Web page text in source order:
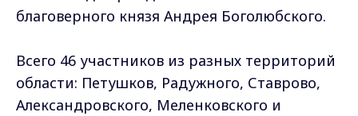
благоверного князя Андрея Боголюбского.
Всего 46 участников из разных территорий
области: Петушков, Радужного, Ставрово,
Александровского, Меленковского и